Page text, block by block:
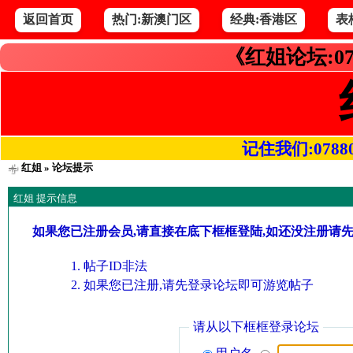
返回首页 热门:新澳门区 经典:香港区 表
《红姐论坛
记住我们
红姐» 论坛提示
红姐 提示信息
如果您已注册会员,请直接在底下框框登陆,如还没注册请
帖子ID非法
如果您已注册,请先登录论坛即可游览帖子
请从以下框框登录论坛